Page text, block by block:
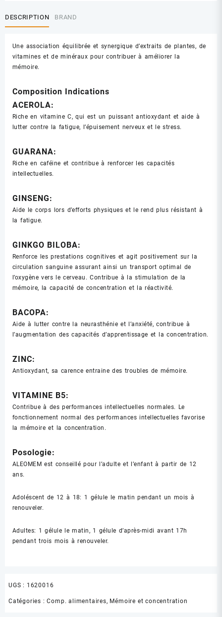
DESCRIPTION BRAND
Une association équilibrée et synergique d’extraits de plantes, de
vitamines et de minéraux pour contribuer à améliorer la
mémoire.
Composition Indications
ACEROLA:
Riche en vitamine C, qui est un puissant antioxydant et aide à
lutter contre la fatigue, l’épuisement nerveux et le stress.
GUARANA:
Riche en caféine et contribue à renforcer les capacités
intellectuelles.
GINSENG:
Aide le corps lors d’efforts physiques et le rend plus résistant à
la fatigue.
GINKGO BILOBA:
Renforce les prestations cognitives et agit positivement sur la
circulation sanguine assurant ainsi un transport optimal de
l’oxygène vers le cerveau. Contribue à la stimulation de la
mémoire, la capacité de concentration et la réactivité.
BACOPA:
Aide à lutter contre la neurasthénie et l’anxiété, contribue à
l’augmentation des capacités d’apprentissage et la concentration.
ZINC:
Antioxydant, sa carence entraine des troubles de mémoire.
VITAMINE B5:
Contribue à des performances intellectuelles normales. Le
fonctionnement normal des performances intellectuelles favorise
la mémoire et la concentration.
Posologie:
ALEOMEM est conseillé pour l’adulte et l’enfant à partir de 12
ans.
Adoléscent de 12 à 18: 1 gélule le matin pendant un mois à
renouveler.
Adultes: 1 gélule le matin, 1 gélule d’après-midi avant 17h
pendant trois mois à renouveler.
UGS : 1620016
Catégories :Comp. alimentaires, Mémoire et concentration